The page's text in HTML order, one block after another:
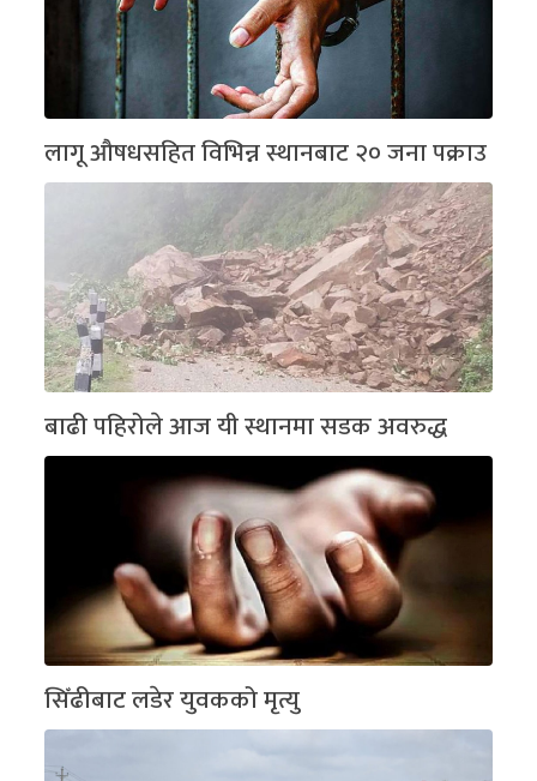
लागू औषधसहित विभिन्न स्थानबाट २० जना पक्राउ
बाढी पहिरोले आज यी स्थानमा सडक अवरुद्ध
सिँढीबाट लडेर युवकको मृत्यु